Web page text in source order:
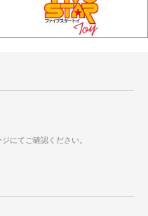
にてご確認ください。